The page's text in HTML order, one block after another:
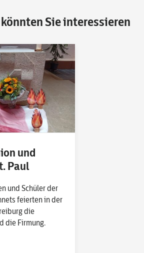
Sie interessieren
und
Paul
und Schüler der
feierten in der
die
die Firmung.